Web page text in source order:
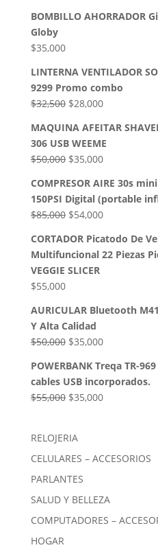
BOMBILLO AHORRADOR
Globy
$35,000
LINTERNA VENTILADOR
9299 Promo combo
$32,500 El
original
era:
$32,500.
$28,000El
actual
es:
$28,000.
MAQUINA AFEITAR
306 USB WEEME
$50,000 El
original
era:
$50,000.
$35,000El
actual
es:
$35,000.
COMPRESOR AIRE 30s
150PSI Digital (portable
$85,000 El
original
era:
$85,000.
$54,000El
actual
es:
CORTADOR Picatodo De
Multifuncional 22 Piezas
VEGGIE SLICER
$55,000
AURICULAR Bluetooth
Y Alta Calidad
$50,000 El
original
era:
$50,000.
$35,000El
actual
es:
$35,000.
POWERBANK Treqa TR-
cables USB incorporados.
$55,000 El
era:
$55,000.
$35,000El
$35,000.
RELOJERIA
CELULARES – ACCESORIOS
PARLANTES
SALUD Y BELLEZA
COMPUTADORES –
HOGAR